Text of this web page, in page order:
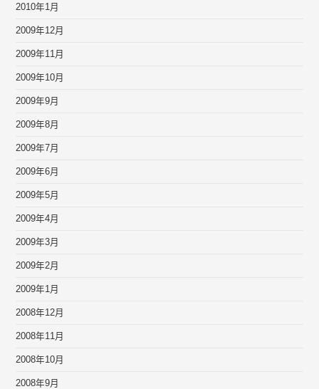
2010年1月
2009年12月
2009年11月
2009年10月
2009年9月
2009年8月
2009年7月
2009年6月
2009年5月
2009年4月
2009年3月
2009年2月
2009年1月
2008年12月
2008年11月
2008年10月
2008年9月